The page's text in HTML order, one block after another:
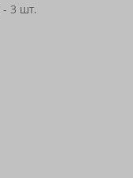
- 3 шт.